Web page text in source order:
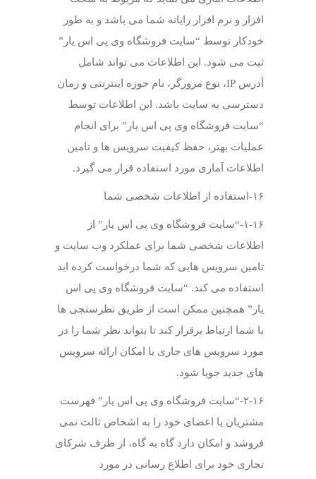
افزار و نرم افزار رایانه شما می باشد و به طور
خودکار توسط “سایت فروشگاه وی پی اس یار”
ثبت می شود. این اطلاعات می تواند شامل
آدرس IP، نوع مرورگر، نام حوزه اینترنتی و زمان
دسترسی به سایت باشد. این اطلاعات توسط
“سایت فروشگاه وی پی اس یار” برای انجام
عملیات بهتر، حفظ کیفیت سرویس ها و تامین
اطلاعات آماری مورد استفاده قرار می گیرد.
۱۶-استفاده از اطلاعات شخصی شما
۱-۱۶-“سایت فروشگاه وی پی اس یار” از
اطلاعات شخصی شما برای عملکرد وب سایت و
تامین سرویس هایی که شما درخواست کرده اید
استفاده می کند. “سایت فروشگاه وی پی اس
یار” همچنین ممکن است از طریق نظرسنجی ها
با شما ارتباط برقرار کند تا بتواند نظر شما را در
مورد سرویس های جاری یا امکان ارائه سرویس
های جدید جویا شود.
۲-۱۶-“سایت فروشگاه وی پی اس یار” فهرست
مشتریان یا اعضای خود را به اشخاص ثالث نمی
فروشد و امکان دارد گاه به گاه، از طرف شرکای
تجاری خود برای اطلاع رسانی در مورد